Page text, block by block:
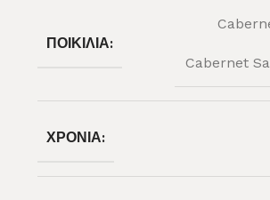
ΠΟΙΚΙΛΊΑ:
Cabernet
ΧΡΟΝΙΆ: